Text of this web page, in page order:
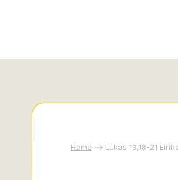
Home Lukas 13,18-21